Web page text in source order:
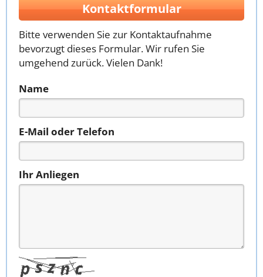
Kontaktformular
Bitte verwenden Sie zur Kontaktaufnahme
bevorzugt dieses Formular. Wir rufen Sie
umgehend zurück. Vielen Dank!
Name
E-Mail oder Telefon
Ihr Anliegen